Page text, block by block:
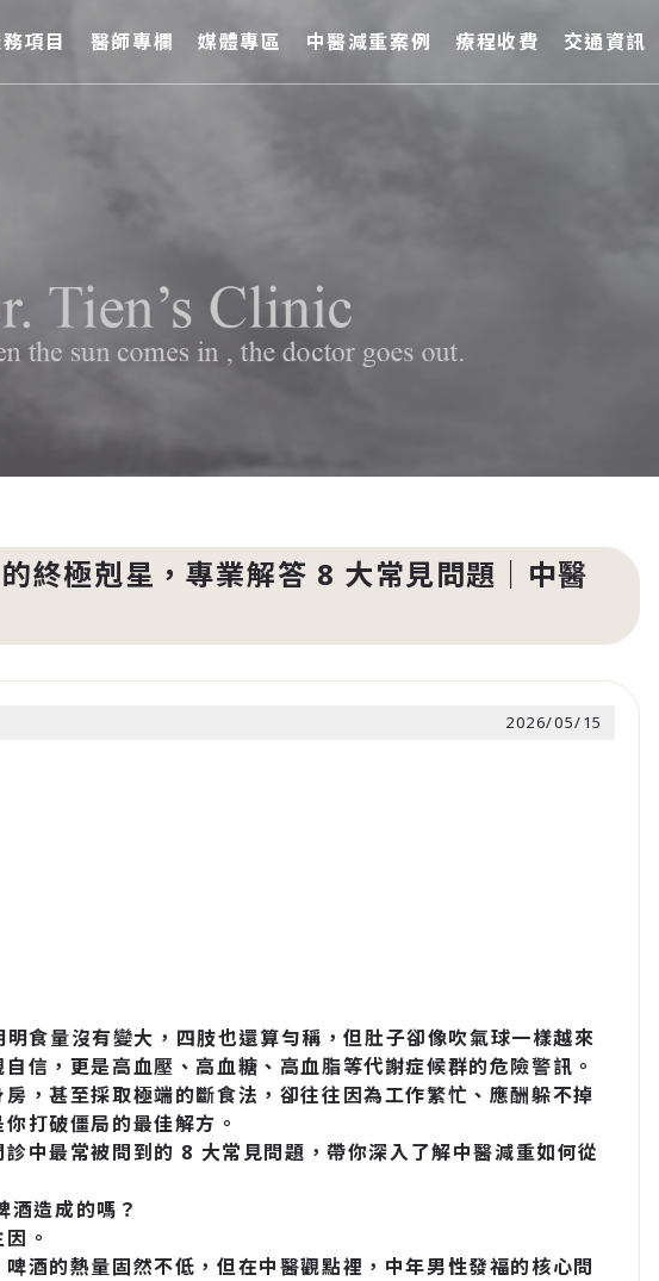
項目 醫師專欄 媒體專區 中醫減重案例 療程收費 交通資訊
終極剋星，專業解答 8 大常見問題｜中醫
2026/05/15
食量沒有變大，四肢也還算勻稱，但肚子卻像吹氣球一樣越來
信，更是高血壓、高血糖、高血脂等代謝症候群的危險警訊。
，甚至採取極端的斷食法，卻往往因為工作繁忙、應酬躲不掉
打破僵局的最佳解方。
中最常被問到的 8 大常見問題，帶你深入了解中醫減重如何從
造成的嗎？
。
酒的熱量固然不低，但在中醫觀點裡，中年男性發福的核心問